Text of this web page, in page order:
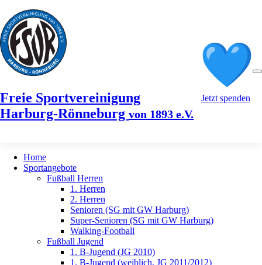
Freie Sportvereinigung
Harburg-Rönneburg von 1893 e.V.
Jetzt spenden
Home
Sportangebote
Fußball Herren
1. Herren
2. Herren
Senioren (SG mit GW Harburg)
Super-Senioren (SG mit GW Harburg)
Walking-Football
Fußball Jugend
1. B-Jugend (JG 2010)
1. B-Jugend (weiblich, JG 2011/2012)